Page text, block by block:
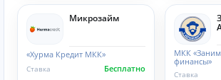
Микрозайм
«Хурма Кредит МКК»
Бесплатно
Ставка
МКК
финансы»
Ставка